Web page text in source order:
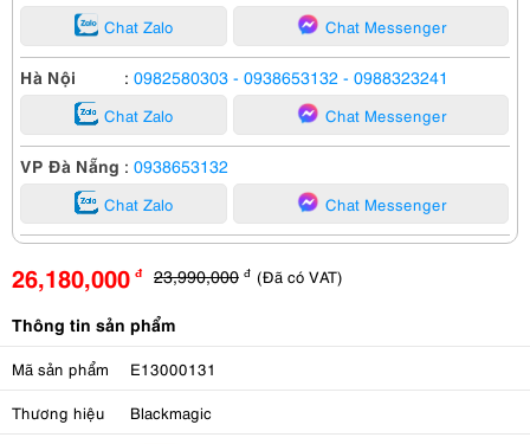
Chat Zalo Chat Messenger
Hà Nội : 0982580303 - 0938653132 - 0988323241
Chat Zalo Chat Messenger
VP Đà Nẵng : 0938653132
Chat Zalo Chat Messenger
26,180,000 đ 23,990,000 đ (Đã có VAT)
Thông tin sản phẩm
Mã sản phẩm E13000131
Thương hiệu Blackmagic